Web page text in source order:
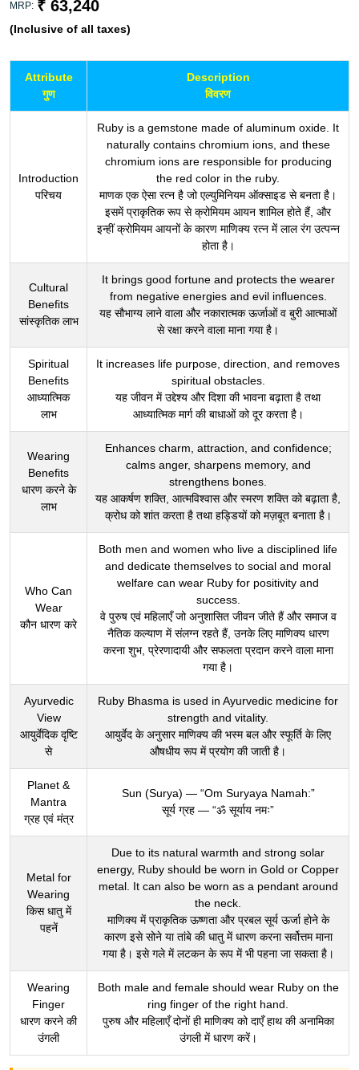
MRP: ₹ 63,240
(Inclusive of all taxes)
Attribute
गुण
Description
विवरण
Introduction
परिचय
Ruby is a gemstone made of aluminum oxide. It
naturally contains chromium ions, and these
chromium ions are responsible for producing
the red color in the ruby.
माणक एक ऐसा रत्न है जो एल्युमिनियम ऑक्साइड से बनता है।
इसमें प्राकृतिक रूप से क्रोमियम आयन शामिल होते हैं, और
इन्हीं क्रोमियम आयनों के कारण माणिक्य रत्न में लाल रंग उत्पन्न
होता है।
Cultural
Benefits
सांस्कृतिक लाभ
It brings good fortune and protects the wearer
from negative energies and evil influences.
यह सौभाग्य लाने वाला और नकारात्मक ऊर्जाओं व बुरी आत्माओं
से रक्षा करने वाला माना गया है।
Spiritual
Benefits
आध्यात्मिक
लाभ
It increases life purpose, direction, and removes
spiritual obstacles.
यह जीवन में उद्देश्य और दिशा की भावना बढ़ाता है तथा
आध्यात्मिक मार्ग की बाधाओं को दूर करता है।
Wearing
Benefits
धारण करने के
लाभ
Enhances charm, attraction, and confidence;
calms anger, sharpens memory, and
strengthens bones.
यह आकर्षण शक्ति, आत्मविश्वास और स्मरण शक्ति को बढ़ाता है,
क्रोध को शांत करता है तथा हड्डियों को मज़बूत बनाता है।
Who Can
Wear
कौन धारण करे
Both men and women who live a disciplined life
and dedicate themselves to social and moral
welfare can wear Ruby for positivity and
success.
वे पुरुष एवं महिलाएँ जो अनुशासित जीवन जीते हैं और समाज व
नैतिक कल्याण में संलग्न रहते हैं, उनके लिए माणिक्य धारण
करना शुभ, प्रेरणादायी और सफलता प्रदान करने वाला माना
गया है।
Ayurvedic
View
आयुर्वेदिक दृष्टि
से
Ruby Bhasma is used in Ayurvedic medicine for
strength and vitality.
आयुर्वेद के अनुसार माणिक्य की भस्म बल और स्फूर्ति के लिए
औषधीय रूप में प्रयोग की जाती है।
Planet &
Mantra
ग्रह एवं मंत्र
Sun (Surya) — “Om Suryaya Namah:”
सूर्य ग्रह — “ॐ सूर्याय नमः”
Metal for
Wearing
किस धातु में
पहनें
Due to its natural warmth and strong solar
energy, Ruby should be worn in Gold or Copper
metal. It can also be worn as a pendant around
the neck.
माणिक्य में प्राकृतिक ऊष्णता और प्रबल सूर्य ऊर्जा होने के
कारण इसे सोने या तांबे की धातु में धारण करना सर्वोत्तम माना
गया है। इसे गले में लटकन के रूप में भी पहना जा सकता है।
Wearing
Finger
धारण करने की
उंगली
Both male and female should wear Ruby on the
ring finger of the right hand.
पुरुष और महिलाएँ दोनों ही माणिक्य को दाएँ हाथ की अनामिका
उंगली में धारण करें।